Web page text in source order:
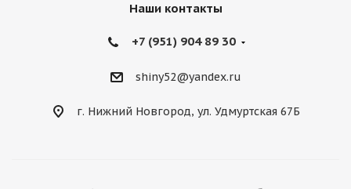
Наши контакты
+7 (951) 904 89 30
shiny52@yandex.ru
г. Нижний Новгород, ул. Удмуртская 67Б